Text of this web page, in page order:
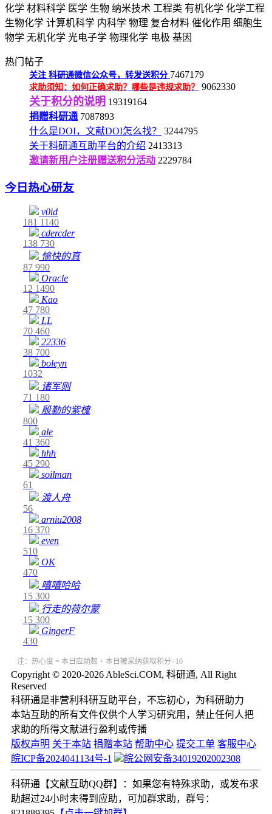
化学 材料科学 医学 生物 纳米技术 工程类 有机化学 化学工程
生物化学 计算机科学 内科学 物理 复合材料 催化作用 细胞生
物学 无机化学 光电子学 物理化学 电极 基因
热门帖子
关注 科研通微信公众号，转发送积分 7467179
求助须知：如何正确求助？哪些是违规求助？ 9062330
关于积分的说明 19319164
捐赠科研通 7087893
什么是DOI，文献DOI怎么找？
3244795
关于科研通互助平台的介绍 2413313
邀请新用户注册赠送积分活动 2229784
今日热心研友
v0id
181 1140
cdercder
138 730
愉快的真
87 990
Oracle
12 1490
Kao
47 780
LL
70 460
22336
38 700
boleyn
1032
诸军则
71 180
殷勤的紫槐
800
ale
41 360
hhh
45 290
soilman
61
渡人舟
56
arniu2008
16 370
even
510
OK
470
嘻嘻哈哈
15 300
行走的荷尔蒙
15 300
GingerF
430
注：热心度 = 本日应助数 + 本日被采纳获取积分÷10
Copyright © 2020-2026 AbleSci.COM, 科研通, All Right
Reserved
科研通是非营利科研互助平台，不忘初心，为科研助力
本站互助的所有文件仅供个人学习研究用，禁止任何人把
求助的所得文献进行盈利或传播
版权声明 关于本站 捐赠本站 帮助中心 提交工单 客服中心
皖ICP备2024041134号-1
皖公网安备34019202002308
科研通【文献互助QQ群】：如果您有特殊求助，或发布求
助超过24小时未得到应助，可加群求助，群号：